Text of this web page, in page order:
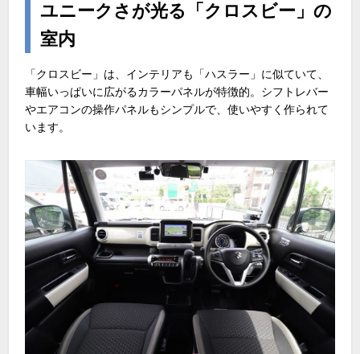
ユニークさが光る「クロスビー」の
室内
「クロスビー」は、インテリアも「ハスラー」に似ていて、
車幅いっぱいに広がるカラーパネルが特徴的。シフトレバー
やエアコンの操作パネルもシンプルで、使いやすく作られて
います。